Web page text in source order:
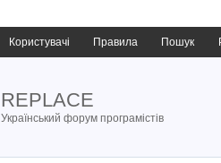
Користувачі Правила Пошук
REPLACE
Український форум програмістів